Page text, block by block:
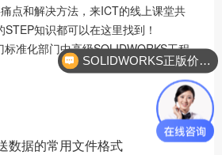
点和解决方法，来ICT的线上课堂共
STEP知识都可以在这里找到！
准化部门中高级SOLIDWORKS工程
数据的常用文件格式
SOLIDWORKS正版价格？